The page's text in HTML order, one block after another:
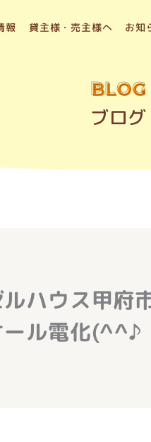
報 貸主様・売主様へ お知
BLOG
ブログ
ハウス甲
ール電化